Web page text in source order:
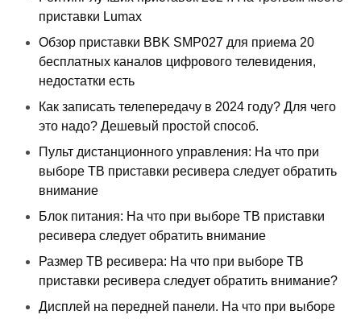
приставки Lumax
Обзор приставки BBK SMP027 для приема 20
бесплатных каналов цифрового телевидения,
недостатки есть
Как записать телепередачу в 2024 году? Для чего
это надо? Дешевый простой способ.
Пульт дистанционного управления: На что при
выборе ТВ приставки ресивера следует обратить
внимание
Блок питания: На что при выборе ТВ приставки
ресивера следует обратить внимание
Размер ТВ ресивера: На что при выборе ТВ
приставки ресивера следует обратить внимание?
Дисплей на передней панели. На что при выборе